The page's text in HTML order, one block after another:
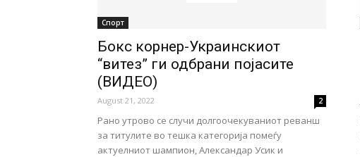
Спорт
Бокс корнер-Украинскиот
“витез” ги одбрани појасите
(ВИДЕО)
August 21, 2022 2
Рано утрово се случи долгоочекуваниот реванш
за титулите во тешка категорија помеѓу
актуелниот шампион, Александар Усик и